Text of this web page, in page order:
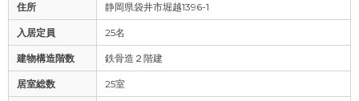
住所 静岡県袋井市堀越1396-1
入居定員 25名
建物構造階数 鉄骨造２階建
居室総数 25室